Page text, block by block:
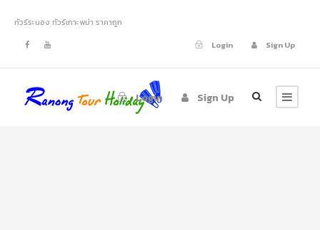
ทัวร์ระนอง ทัวร์เกาะพม่า ราคาถูก
Login
Sign Up
Login Sign Up